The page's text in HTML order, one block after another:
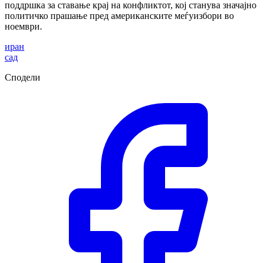
поддршка за ставање крај на конфликтот, кој станува значајно
политичко прашање пред американските меѓуизбори во
ноември.
иран
сад
Сподели